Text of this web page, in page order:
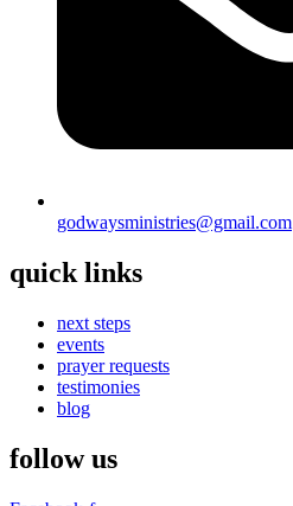
godwaysministries@gmail.com
quick links
next steps
events
prayer requests
testimonies
blog
follow us